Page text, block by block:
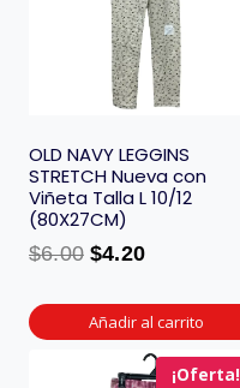
OLD NAVY LEGGINS
STRETCH Nueva con
Viñeta Talla L 10/12
(80X27CM)
$6.00 $4.20
Añadir al carrito
¡Oferta!